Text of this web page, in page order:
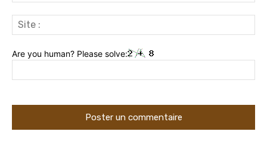
:
Are you human? Please solve: